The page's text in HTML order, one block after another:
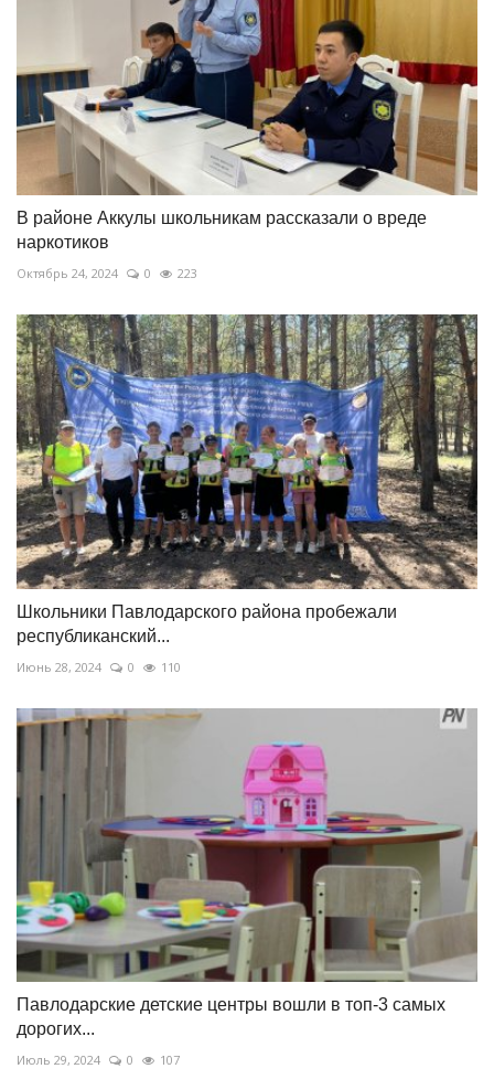
В районе Аккулы школьникам рассказали о вреде
наркотиков
Октябрь 24, 2024 0 223
Школьники Павлодарского района пробежали
республиканский...
Июнь 28, 2024 0 110
Павлодарские детские центры вошли в топ-3 самых
дорогих...
Июль 29, 2024 0 107